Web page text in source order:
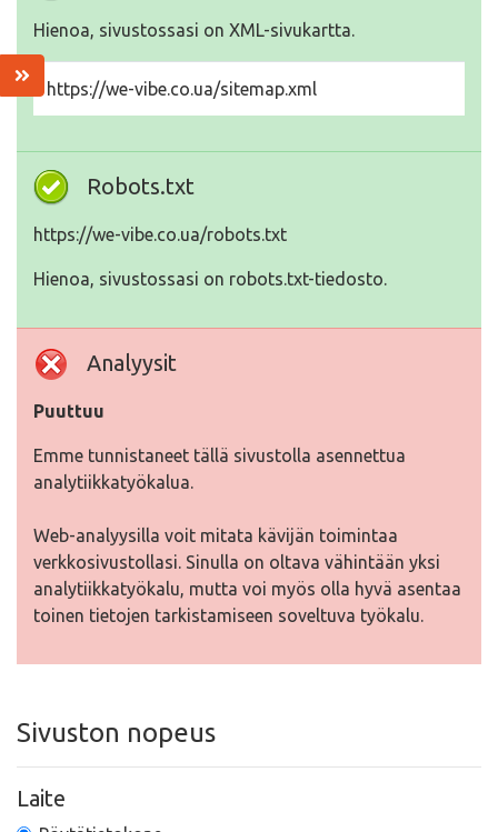
Hienoa, sivustossasi on XML-sivukartta.
https://we-vibe.co.ua/sitemap.xml
Robots.txt
https://we-vibe.co.ua/robots.txt
Hienoa, sivustossasi on robots.txt-tiedosto.
Analyysit
Puuttuu
Emme tunnistaneet tällä sivustolla asennettua
analytiikkatyökalua.
Web-analyysilla voit mitata kävijän toimintaa
verkkosivustollasi. Sinulla on oltava vähintään yksi
analytiikkatyökalu, mutta voi myös olla hyvä asentaa
toinen tietojen tarkistamiseen soveltuva työkalu.
Sivuston nopeus
Laite